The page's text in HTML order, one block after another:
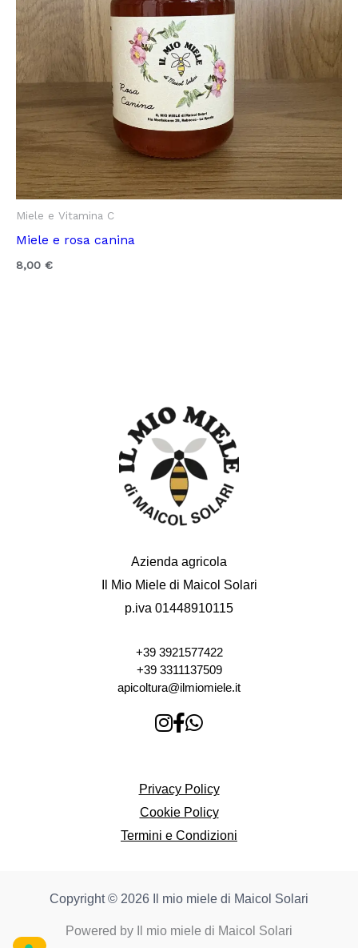
Miele e Vitamina C
Miele e rosa canina
8,00 €
Azienda agricola
Il Mio Miele di Maicol Solari
p.iva 01448910115
+39 3921577422
+39 3311137509
apicoltura@ilmiomiele.it
Privacy Policy
Cookie Policy
Termini e Condizioni
Copyright © 2026 Il mio miele di Maicol Solari
Powered by Il mio miele di Maicol Solari